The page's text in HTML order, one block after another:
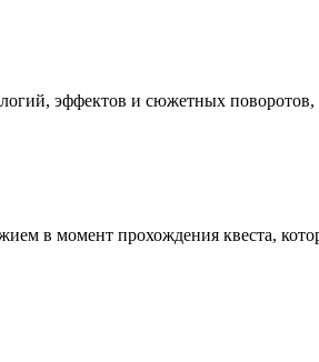
эффектов и сюжетных поворотов,
в момент прохождения квеста,